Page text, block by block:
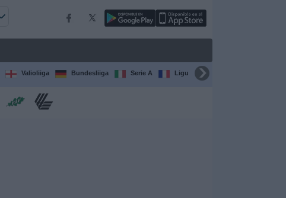
Valioliiga Bundesliiga Serie A Ligue 1